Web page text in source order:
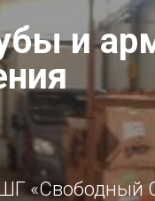
и
«Свободный